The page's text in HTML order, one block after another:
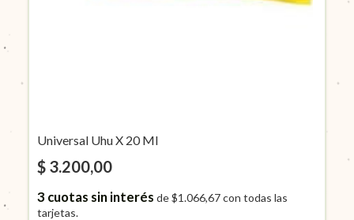
Universal Uhu X 20 Ml
$ 3.200,00
3cuotas sin interés de$1.066,67con todas las
tarjetas.